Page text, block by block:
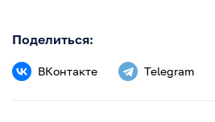
Поделиться:
ВКонтакте Telegram